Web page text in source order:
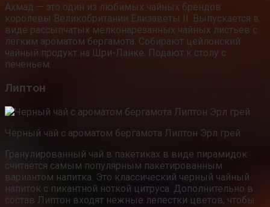
Ахмад — это один из любимых чайных брендов
королевы Великобритании Елизаветы ІІ. Выпускается в
виде рассыпчатых мелконарезанных чайных листьев с
легким ароматом бергамота. Собирают цейлонский
чайный продукт на Шри-Ланке. Подают к столу с
печеньем.
Липтон
Черный чай с ароматом бергамота Липтон Эрл грей
Гранулированный чай в пакетиках в виде пирамидок
считается самым популярным пакетированным
вариантом напитка. Это классический черный чайный
напиток с пикантной ноткой цитруса. Дополнительно в
состав Липтон входят нежные лепестки цветов, чтобы